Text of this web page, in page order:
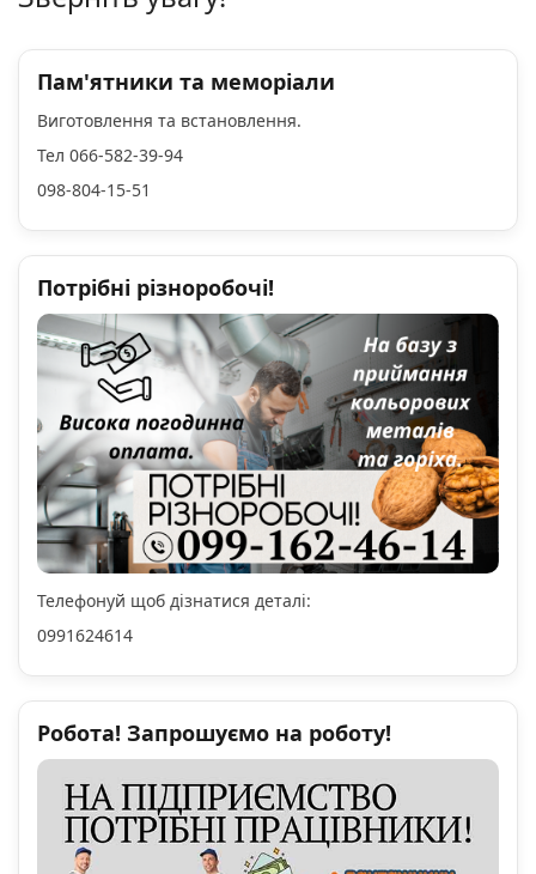
Пам'ятники та меморіали
Виготовлення та встановлення.
Тел 066-582-39-94
098-804-15-51
Потрібні різноробочі!
Телефонуй щоб дізнатися деталі:
0991624614
Робота! Запрошуємо на роботу!